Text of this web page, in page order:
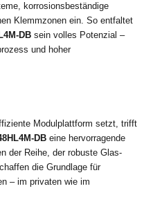
korrosionsbeständige
Klemmzonen ein. So entfaltet
DB sein volles Potenzial –
und hoher
Modulplattform setzt, trifft
DB eine hervorragende
der Reihe, der robuste Glas-
die Grundlage für
– im privaten wie im